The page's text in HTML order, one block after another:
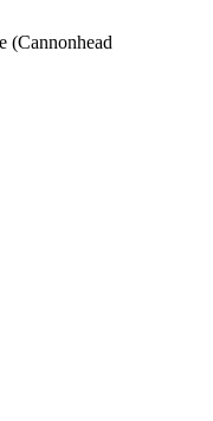
(Cannonhead